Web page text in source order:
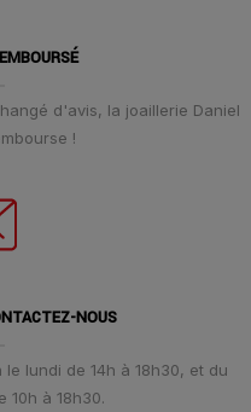
d'avis, la joaillerie Daniel
!
NOUS
lundi de 14h à 18h30, et du
10h à 18h30.